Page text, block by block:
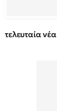
τελευταία νέα